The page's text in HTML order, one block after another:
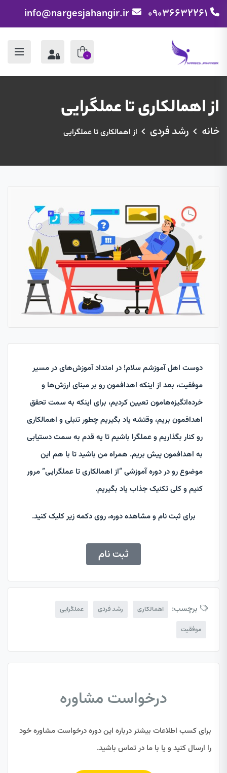
09036632261
info@nargesjahangir.ir
0
از اهمالکاری تا عملگرایی
خانه رشد فردی از اهمالکاری تا عملگرایی
دوست اهل آموزشم سلام! در امتداد آموزش‌های در مسیر
موفقیت، بعد از اینکه اهدافمون رو بر مبنای ارزش‌ها و
خرده‌انگیزه‌هامون تعیین کردیم، برای اینکه به سمت تحقق
اهدافمون بریم، وقتشه یاد بگیریم چطور تنبلی و اهمالکاری
رو کنار بگذاریم و عملگرا باشیم تا یه قدم به سمت دستیابی
به اهدافمون پیش بریم. همراه من باشید تا با هم این
موضوع رو در دوره آموزشی “از اهمالکاری تا عملگرایی” مرور
کنیم و کلی تکنیک جذاب یاد بگیریم.
برای ثبت نام و مشاهده دوره، روی دکمه زیر کلیک کنید.
ثبت نام
برچسب: اهمالکاری رشد فردی
عملگرایی
موفقیت
درخواست مشاوره
برای کسب اطلاعات بیشتر درباره این دوره درخواست مشاوره خود
را ارسال کنید و یا با ما در تماس باشید.